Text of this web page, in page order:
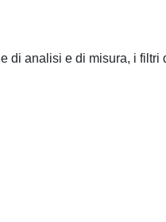
di analisi e di misura, i